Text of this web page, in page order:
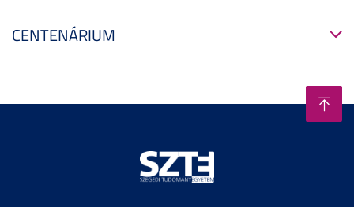
CENTENÁRIUM